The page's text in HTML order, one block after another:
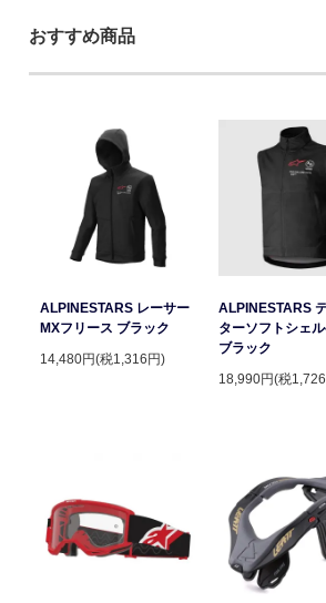
おすすめ商品
ALPINESTARS レーサー
MXフリース ブラック
14,480円(税1,316円)
ALPINESTARS
ターソフトシェ
ブラック
18,990円(税